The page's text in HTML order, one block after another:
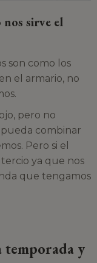
nos sirve el
son como los
el armario, no
pero no
combinar
Pero si el
ya que nos
que tengamos
temporada y